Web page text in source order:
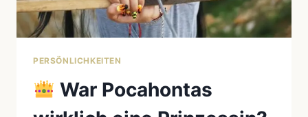
PERSÖNLICHKEITEN
War Pocahontas